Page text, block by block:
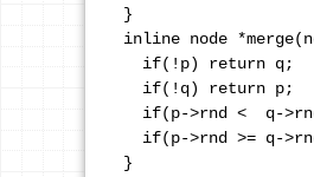
}
inline node
  if(!p) return q;
  if(!q) return p;
if(p->rnd <  q-
if(p->rnd >= q-
}